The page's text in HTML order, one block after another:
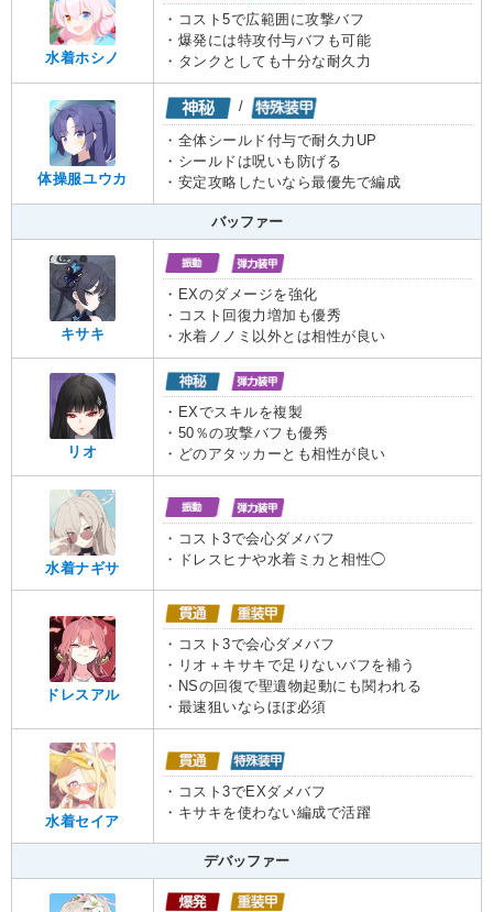
水着ホシノ
・コスト5で広範囲に攻撃バフ
・爆発には特攻付与バフも可能
・タンクとしても十分な耐久力
体操服ユウカ
/
・全体シールド付与で耐久力UP
・シールドは呪いも防げる
・安定攻略したいなら最優先で編成
バッファー
キサキ
・EXのダメージを強化
・コスト回復力増加も優秀
・水着ノノミ以外とは相性が良い
リオ
・EXでスキルを複製
・50％の攻撃バフも優秀
・どのアタッカーとも相性が良い
水着ナギサ
・コスト3で会心ダメバフ
・ドレスヒナや水着ミカと相性◯
ドレスアル
・コスト3で会心ダメバフ
・リオ＋キサキで足りないバフを補う
・NSの回復で聖遺物起動にも関われる
・最速狙いならほぼ必須
水着セイア
・コスト3でEXダメバフ
・キサキを使わない編成で活躍
デバッファー